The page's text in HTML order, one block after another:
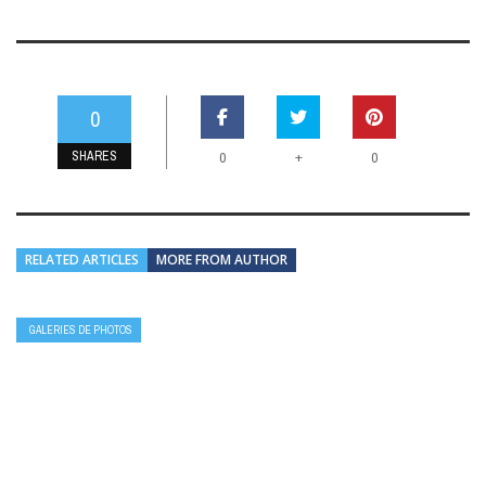
0
SHARES 0 + 0
RELATED ARTICLES MORE FROM AUTHOR
GALERIES DE PHOTOS